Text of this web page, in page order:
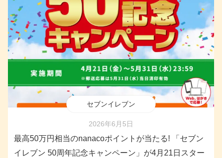
セブンイレブン
2026年6月5日
最高50万円相当のnanacoポイントが当たる! 「セブン
イレブン 50周年記念キャンペーン」が4月21日スター